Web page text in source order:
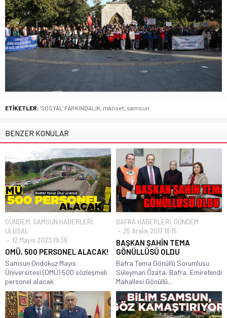
ETİKETLER: 'SOSYAL' FARKINDALIK, manset, samsun
BENZER KONULAR
GÜNDEM, SAMSUN HABERLERİ,
ULUSAL
12 Mayıs 2023 19:36
OMÜ, 500 PERSONEL ALACAK!
Samsun Ondokuz Mayıs
Üniversitesi (OMÜ) 500 sözleşmeli
personel alacak
BAFRA HABERLERİ, GÜNDEM
25 Aralık 2017 18:15
BAŞKAN ŞAHİN TEMA
GÖNÜLLÜSÜ OLDU
Bafra Tema Gönüllü Sorumlusu
Süleyman Özata, Bafra, Emirefendi
Mahallesi Gönüllü...